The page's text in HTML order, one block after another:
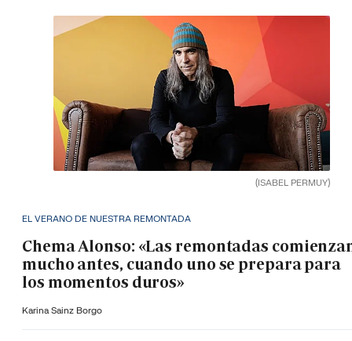
(ISABEL PERMUY)
EL VERANO DE NUESTRA REMONTADA
Chema Alonso: «Las remontadas
mucho antes, cuando uno se prepara para
los momentos duros»
Karina Sainz Borgo